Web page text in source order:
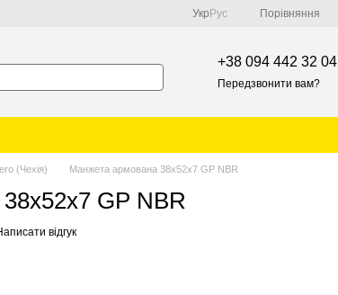
Укр Рус Порівняння
+38 094 442 32 04
Передзвонити вам?
(Чехія) Манжета армована 38х52х7 GP NBR
GP NBR
відгук